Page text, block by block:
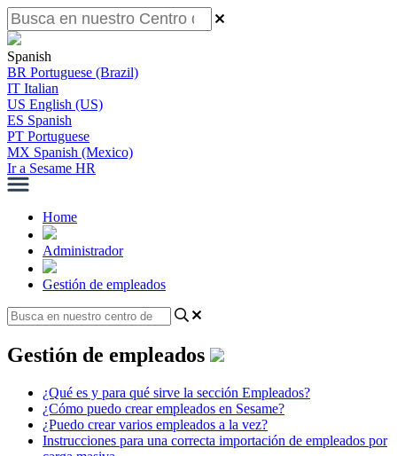
Spanish
BR Portuguese (Brazil)
IT Italian
US English (US)
ES Spanish
PT Portuguese
MX Spanish (Mexico)
Ir a Sesame HR
Home
Administrador
Gestión de empleados
Gestión de empleados
¿Qué es y para qué sirve la sección Empleados?
¿Cómo puedo crear empleados en Sesame?
¿Puedo crear varios empleados a la vez?
Instrucciones para una correcta importación de empleados por